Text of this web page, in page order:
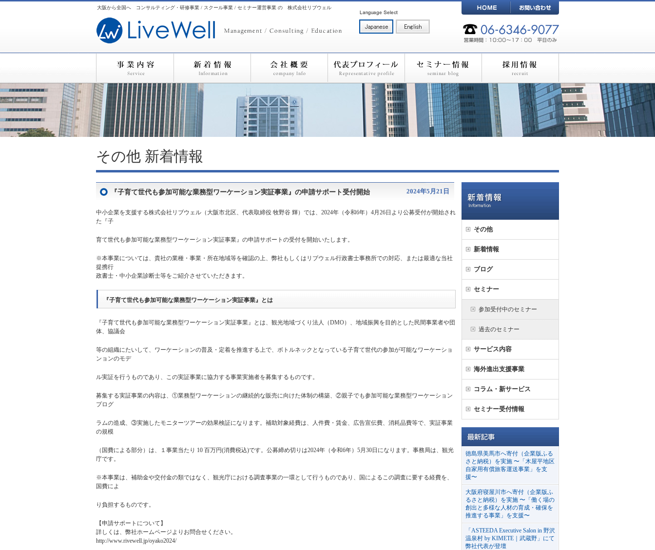
大阪から全国へ コンサルティング・研修事業 / スクール事業 / セミナー運営事業 の 株式会社リブウェル
その他 新着情報
『子育て世代も参加可能な業務型ワーケーション実証事業』の申請サポート受付開始 2024年5月21日
中小企業を支援する株式会社リブウェル（大阪市北区、代表取締役 牧野谷 輝）では、2024年（令和6年）4月26日より公募受付が開始され
た『子
育て世代も参加可能な業務型ワーケーション実証事業』の申請サポートの受付を開始いたします。
※本事業については、貴社の業種・事業・所在地域等を確認の上、弊社もしくはリブウェル行政書士事務所での対応、または最適な当社
提携行
政書士・中小企業診断士等をご紹介させていただきます。
『子育て世代も参加可能な業務型ワーケーション実証事業』とは
『子育て世代も参加可能な業務型ワーケーション実証事業』とは、観光地域づくり法人（DMO）、地域振興を目的とした民間事業者や団
体、協議会
等の組織にたいして、ワーケーションの普及・定着を推進する上で、ボトルネックとなっている子育て世代の参加が可能なワーケーショ
ンョンのモデ
ル実証を行うものであり、この実証事業に協力する事業実施者を募集するものです。
募集する実証事業の内容は、①業務型ワーケーションの継続的な販売に向けた体制の構築、②親子でも参加可能な業務型ワーケーション
プログ
ラムの造成、③実施したモニターツアーの効果検証になります。補助対象経費は、人件費・賃金、広告宣伝費、消耗品費等で、実証事業
の規模
（国費による部分）は、１事業当たり 10 百万円(消費税込)です。公募締め切りは2024年（令和6年）5月30日になります。事務局は、観光
庁です。
※本事業は、補助金や交付金の類ではなく、観光庁における調査事業の一環として行うものであり、国によるこの調査に要する経費を、
国費によ
り負担するものです。
【申請サポートについて】
詳しくは、 弊社ホームページよりお問合せください。
http://www.rivewell.jp/oyako2024/
その他
新着情報
ブログ
セミナー
参加受付中のセミナー
過去のセミナー
サービス内容
海外進出支援事業
コラム・新サービス
セミナー受付情報
徳島県美馬市へ寄付（企業版ふる
さと納税）を実施 〜「木屋平地区
自家用有償旅客運送事業」を支
援〜
大阪府寝屋川市へ寄付（企業版ふ
るさと納税）を実施 〜「働く場の
創出と多様な人材の育成・確保を
推進する事業」を支援〜
「ASTEEDA Executive Salon in 野沢
温泉村 by KIMETE｜武蔵野」にて
弊社代表が登壇